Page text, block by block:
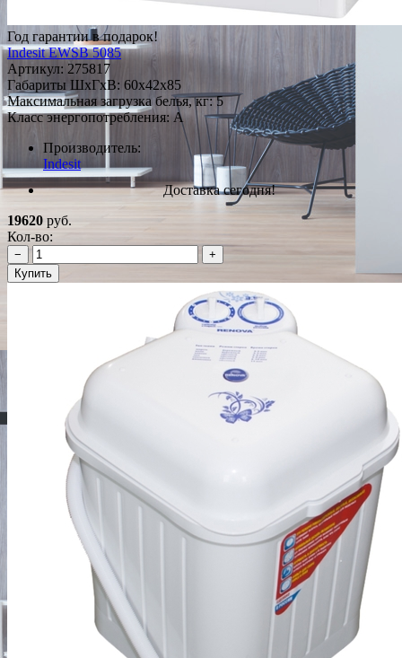
Год гарантии в подарок!
Indesit EWSB 5085
Артикул: 275817
Габариты ШxГxВ: 60x42x85
Максимальная загрузка белья, кг: 5
Класс энергопотребления: A
Производитель:
Indesit
Доставка сегодня!
19620 руб.
Кол-во:
−
+
Купить